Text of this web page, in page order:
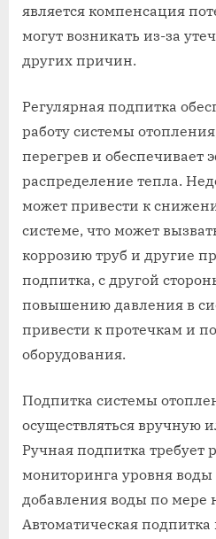
является компенсация
могут возникать из-за
других причин.
Регулярная подпитка
работу системы
перегрев и обеспечивает
распределение тепла.
может привести к
системе, что может
коррозию труб и другие
подпитка, с другой
повышению давления в
привести к протечкам и
оборудования.
Подпитка системы
осуществляться вручную
Ручная подпитка требует
мониторинга уровня воды
добавления воды по мере
Автоматическая подпитка